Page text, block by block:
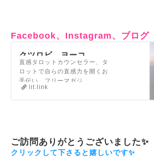
Facebook、Instagram、ブログ
クツロビ ヨーコ
lit.link(リットリンク)
直感タロットカウンセラー、タ
ロットで自らの直感力を開くお
手伝い。フリーマガジ
「HENZINE」制作。星とタロ
ットのおはなし会開催。お越し
品、HPなど、いま見て欲しい
リンクを、まとめてシェア
lit.link
ご訪問ありがとうございました✨
クリックして下さると嬉しいです✨